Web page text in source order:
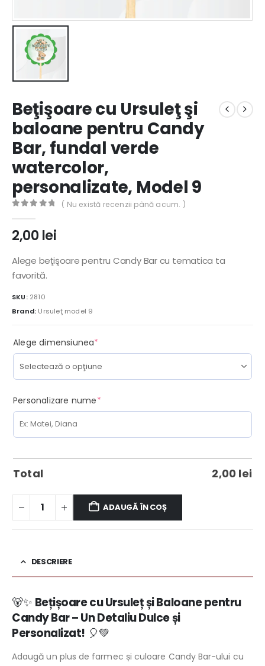
Beţişoare cu Ursuleţ şi
baloane pentru Candy
Bar, fundal verde
watercolor,
personalizate, Model 9
( Nu există recenzii până acum. )
2,00 lei
Alege beţişoare pentru Candy Bar cu tematica ta
favorită.
SKU: 2810
Brand: Ursuleţ model 9
Alege dimensiunea*
Personalizare nume*(required)
Total 2,00 lei
ADAUGĂ ÎN COȘ
DESCRIERE
🐻✨ Bețișoare cu Ursuleț și Baloane pentru
Candy Bar – Un Detaliu Dulce și
Personalizat! 🎈💚
Adaugă un plus de farmec și culoare Candy Bar-ului cu